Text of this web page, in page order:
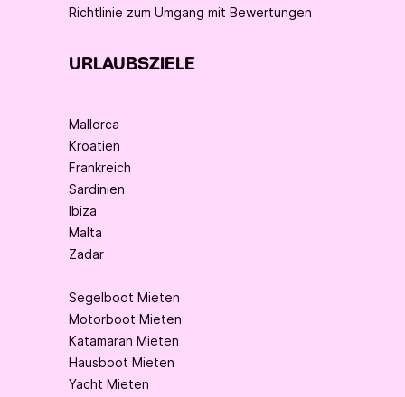
Richtlinie zum Umgang mit Bewertungen
URLAUBSZIELE
Mallorca
Kroatien
Frankreich
Sardinien
Ibiza
Malta
Zadar
Segelboot Mieten
Motorboot Mieten
Katamaran Mieten
Hausboot Mieten
Yacht Mieten